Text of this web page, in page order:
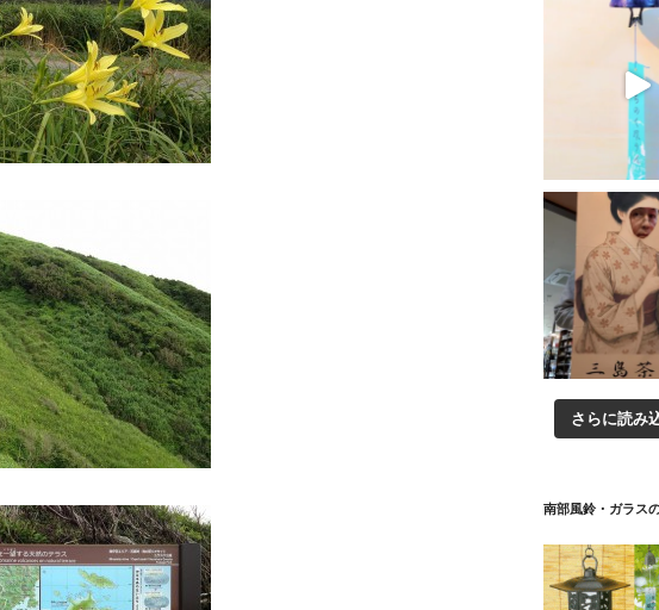
さらに読み
南部風鈴・ガラス